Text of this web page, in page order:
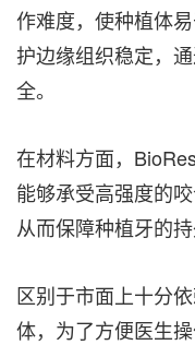
作难度，使种植体
护边缘组织稳定，
全。
在材料方面，
能够承受高强度的
从而保障种植牙的持
区别于市面上十分
体，为了方便医生